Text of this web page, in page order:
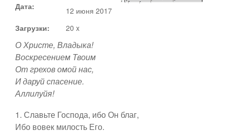
Адвент
Рождество
Дата:
12 июня 2017
Загрузки:
20 x
О Христе, Владыка!
Воскресением Твоим
От грехов омой нас,
И даруй спасение.
Аллилуйя!
1. Славьте Господа, ибо Он благ,
Ибо вовек милость Его.